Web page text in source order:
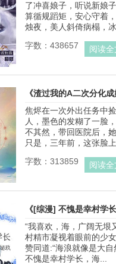
了冲喜娘子，听说新娘
算循规蹈矩，安心守着
烛夜，美人斜倚病榻，冰
字数：438657
阅读全
《渣过我的A二次分化成
焦烬在一次外出任务中
人，墨色的发糊了一脸
不其然，带回医院后，
只是，三年前，这张脸上
字数：313859
阅读全
《[综漫] 不愧是幸村学长
“我喜欢，海，广阔无垠
村精市凝视着眼前的少
赞同道:“海浪就像是大
不愧是幸村学长，海...